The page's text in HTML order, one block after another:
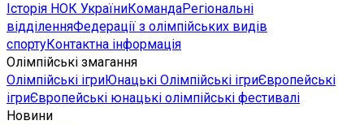
Історія НОК УкраїниКомандаРегіональні
відділенняФедерації з олімпійських видів
спортуКонтактна інформація
Олімпійські змагання
Олімпійські ігриЮнацькі Олімпійські ігриЄвропейські
ігриЄвропейські юнацькі олімпійські фестивалі
Новини